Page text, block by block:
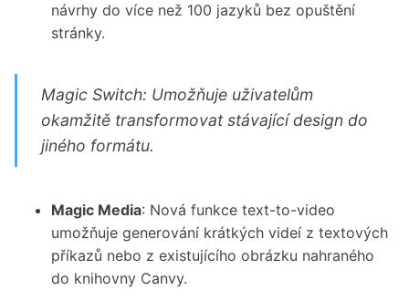
návrhy do více než 100 jazyků bez opuštění
stránky.
Magic Switch: Umožňuje uživatelům
okamžitě transformovat stávající design do
jiného formátu.
Magic Media: Nová funkce text-to-video
umožňuje generování krátkých videí z textových
příkazů nebo z existujícího obrázku nahraného
do knihovny Canvy.